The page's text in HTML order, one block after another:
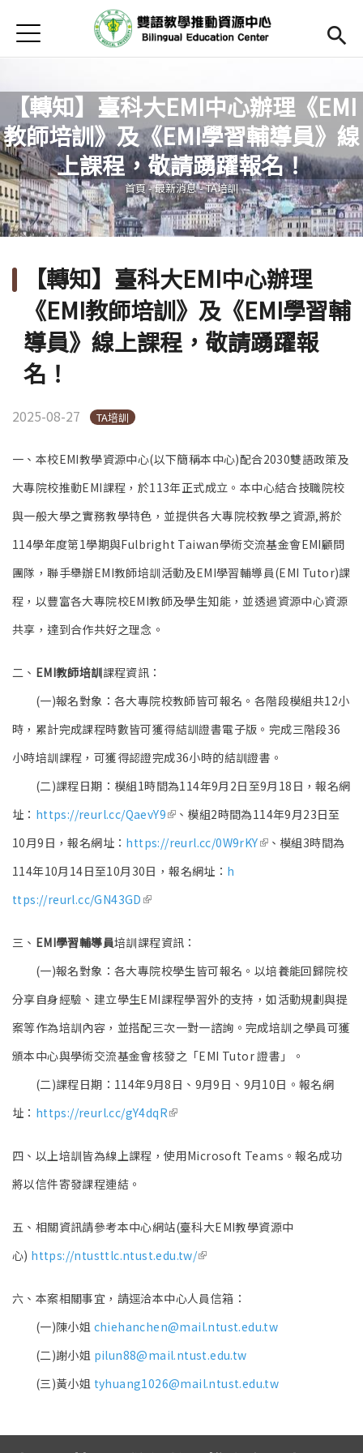
首頁
Open submenu (關於中心)
關於中心
最新消息
Open submenu (教師專區)
教師專區
Open submenu (學生專區)
學生專區
Open submenu (語文研習與活動)
語文研習與活動
English(link is external)
Jump to Navigation
Jump to Main content
【轉知】臺科大EMI中心辦理《EMI
教師培訓》及《EMI學習輔導員》線
上課程，敬請踴躍報名！
您在這裡
首頁-最新消息-TA培訓
【轉知】臺科大EMI中心辦理
《EMI教師培訓》及《EMI學習輔
導員》線上課程，敬請踴躍報
名！
2025-08-27 TA培訓
一、本校EMI教學資源中心(以下簡稱本中心)配合2030雙語政策及
大專院校推動EMI課程， 於113年正式成立。 本中心結合技職院校
與一般大學之實務教學特色，並提供各大專院校教學之資源,將於
114學年度第1學期與Fulbright Taiwan學術交流基金會EMI顧問
團隊，聯手舉辦EMI教師培訓活動及EMI學習輔導員(EMI Tutor)課
程，以豐富各大專院校EMI教師及學生知能，並透過資源中心資源
共享，達到合作共好之理念。
二、 EMI教師培訓課程資訊：
(一)報名對象：各大專院校教師皆可報名。 各階段模組共12小
時， 累計完成課程時數皆可獲得結訓證書電子版。 完成三階段36
小時培訓課程， 可獲得認證完成36小時的結訓證書。
(二)課程日期：模組1時間為114年9月2日至9月18日，報名網
址： https://reurl.cc/QaevY9(link is external)
、 模組2時間為114年9月23日至
10月9日，報名網址： https://reurl.cc/0W9rKY(link is
、 模組3時間為
114年10月14日至10月30日，報名網址： h
ttps://reurl.cc/GN43GD (link is external)
三、 EMI學習輔導員培訓課程資訊：
(一)報名對象：各大專院校學生皆可報名。 以培養能回歸院校
分享自身經驗、 建立學生EMI課程學習外的支持，如活動規劃與提
案等作為培訓內容，並搭配三次一對一諮詢。 完成培訓之學員可獲
頒本中心與學術交流基金會核發之「EMI Tutor 證書」。
(二)課程日期：114年9月8日、9月9日、9月10日。 報名網
址： https://reurl.cc/gY4dqR(link is external)
四、以上培訓皆為線上課程，使用Microsoft Teams。報名成功
將以信件寄發課程連結。
五、相關資訊請參考本中心網站(臺科大EMI教學資源中
心) https://ntusttlc.ntust.edu.tw/(link is external)
六、本案相關事宜，請逕洽本中心人員信箱：
(一)陳小姐 chiehanchen@mail.ntust.edu.tw
(二)謝小姐 pilun88@mail.ntust.edu.tw
(三)黃小姐 tyhuang1026@mail.ntust.edu.tw